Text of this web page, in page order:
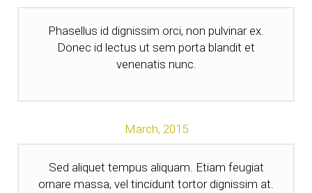
Phasellus id dignissim orci, non pulvinar ex.
Donec id lectus ut sem porta blandit et
venenatis nunc.
March, 2015
Sed aliquet tempus aliquam. Etiam feugiat
ornare massa, vel tincidunt tortor dignissim at.